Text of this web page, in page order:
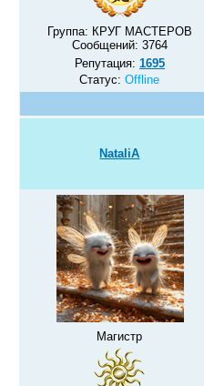
Группа: КРУГ МАСТЕРОВ
Сообщений: 3764
Репутация: 1695
Статус:Offline
NataliA
Магистр